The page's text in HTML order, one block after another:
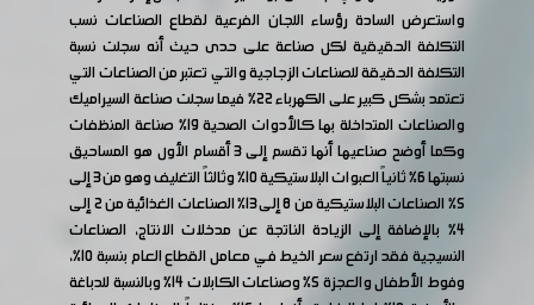
واستعرض السادة رؤساء اللجان الفرعية لقطاع الصناعات نسب
التكلفة الحقيقية لكل صناعة على حدى حيث أنه سجلت نسبة
التكلفة الحقيقة للصناعات الزجاجية والتي تعتبر من الصناعات التي
تعتمد بشكل كبير على الكهرباء 22% فيما سجلت صناعة السيراميك
والصناعات المتداخلة بها كالأدوات الصحية 19% صناعة المنظفات
وكما أوضح صناعيها أنها تقسم إلى 3 أقسام الأول هو المساحيق
نسبتها 6% ثانياً العبوات البلاستيكية 10% وثالثاً التغليف وهو من 3 إلى
5% الصناعات البلاستيكية من 8 إلى 13% الصناعات الغذائية من 2 إلى
4% بالإضافة إلى الزيادة الناتجة عن مدخلات الانتاج، الصناعات
النسيجية فقد ارتفع سعر الخيط في معامل القطاع العام بنسبة 10%،
وفوط الأطفال والعجزة 5% وصناعات الكابلات 14% وبالنسبة للدباغة